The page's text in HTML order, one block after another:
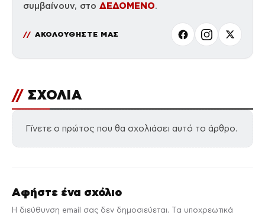
συμβαίνουν, στο ΔΕΔΟΜΕΝΟ.
ΑΚΟΛΟΥΘΗΣΤΕ ΜΑΣ
// ΣΧΟΛΙΑ
Γίνετε ο πρώτος που θα σχολιάσει αυτό το άρθρο.
Αφήστε ένα σχόλιο
Η διεύθυνση email σας δεν δημοσιεύεται. Τα υποχρεωτικά